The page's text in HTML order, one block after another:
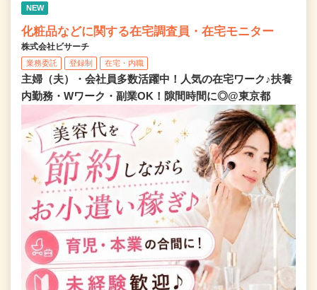
NEW
化粧品などに関する在宅調査員・在宅モニター
株式会社ビサーチ
業務委託 登録制 在宅・内職
主婦（夫）・会社員多数活躍中！人気の在宅ワーク♪扶養
内勤務・Wワーク・副業OK！隙間時間に◎@東京都